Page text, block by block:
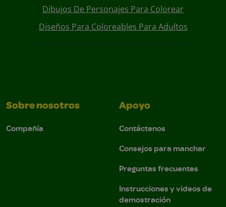
Dibujos De Personajes Para Colorear
Diseños Para Coloreables Para Adultos
Sobre nosotros
Compañía
Apoyo
Contáctenos
Consejos para manchar
Preguntas frecuentes
Instrucciones y videos de
demostración